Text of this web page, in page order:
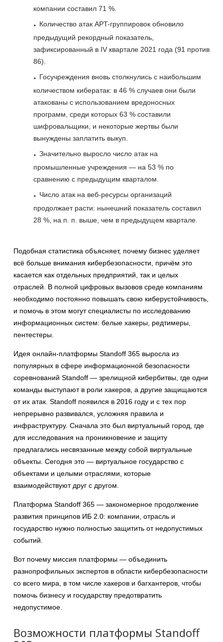
компании составил 71 %.
Количество атак APT-группировок обновило
предыдущий рекордный показатель,
зафиксированный в IV квартале 2021 года (91 против
86).
Госучреждения вновь столкнулись с наибольшим
количеством кибератак: в 46 % случаев они были
атакованы с использованием вредоносных
программ, среди которых 63 % составили
шифровальщики, и некоторые жертвы были
вынуждены заплатить выкуп.
Значительно выросло число атак на
промышленные учреждения — на 53 % по
сравнению с предыдущим кварталом.
Число атак на веб-ресурсы организаций
продолжает расти: нынешний показатель составил
28 %, на п. п. выше, чем в предыдущем квартале.
Подобная статистика объясняет, почему бизнес уделяет
всё больше внимания кибербезопасности, причём это
касается как отдельных предприятий, так и целых
отраслей. В полной цифровых вызовов среде компаниям
необходимо постоянно повышать свою киберустойчивость,
и помочь в этом могут специалисты по исследованию
информационных систем: белые хакеры, редтимеры,
пентестеры.
Идея онлайн-платформы Standoff 365 выросла из
популярных в сфере информационной безопасности
соревнований Standoff — зрелищной кибербитвы, где одни
команды выступают в роли хакеров, а другие защищаются
от их атак. Standoff появился в 2016 году и с тех пор
непрерывно развивался, усложняя правила и
инфраструктуру. Сначала это был виртуальный город, где
для исследования на проникновение и защиту
предлагались несвязанные между собой виртуальные
объекты. Сегодня это — виртуальное государство с
объектами и целыми отраслями, которые
взаимодействуют друг с другом.
Платформа Standoff 365 — закономерное продолжение
развития принципов ИБ 2.0: компании, отрасль и
государство нужно полностью защитить от недопустимых
событий.
Вот почему миссия платформы — объединить
разнопрофильных экспертов в области кибербезопасности
со всего мира, в том числе хакеров и багхантеров, чтобы
помочь бизнесу и государству предотвратить
недопустимое.
Возможности платформы Standoff